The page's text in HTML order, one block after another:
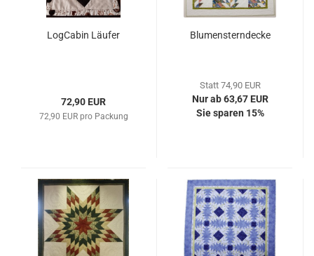
LogCabin Läufer
72,90 EUR
72,90 EUR pro Packung
Blumensterndecke
Statt 74,90 EUR
Nur ab 63,67 EUR
Sie sparen 15%